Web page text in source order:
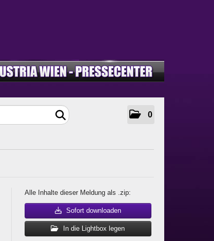
0
Alle Inhalte dieser Meldung als .zip:
Sofort downloaden
In die Lightbox legen